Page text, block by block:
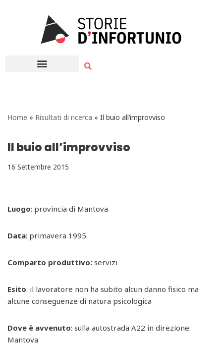
Home » Risultati di ricerca » Il buio all’improvviso
Il buio all’improvviso
16 Settembre 2015
Luogo: provincia di Mantova
Data: primavera 1995
Comparto produttivo: servizi
Esito: il lavoratore non ha subito alcun danno fisico ma
alcune conseguenze di natura psicologica
Dove è avvenuto: sulla autostrada A22 in direzione
Mantova